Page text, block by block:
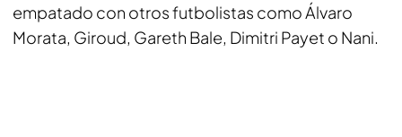
empatado con otros futbolistas como Álvaro
Morata, Giroud, Gareth Bale, Dimitri Payet o Nani.